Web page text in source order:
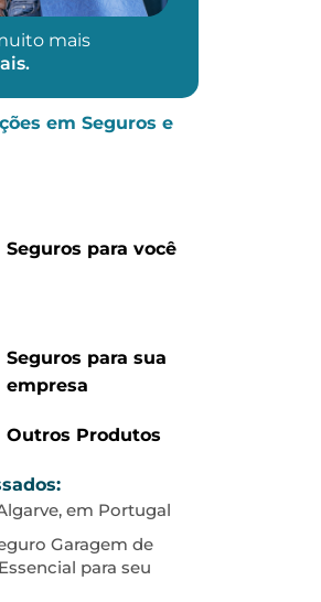
mais
em Seguros e
Seguros para você
Seguros para sua
empresa
Outros Produtos
em Portugal
Garagem de
para seu